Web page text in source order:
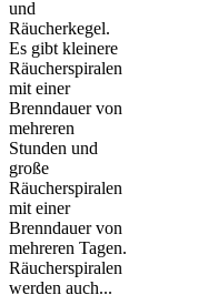
und
Räucherkegel.
Es gibt kleinere
Räucherspiralen
mit einer
Brenndauer von
mehreren
Stunden und
große
Räucherspiralen
mit einer
Brenndauer von
mehreren Tagen.
Räucherspiralen
werden auch...